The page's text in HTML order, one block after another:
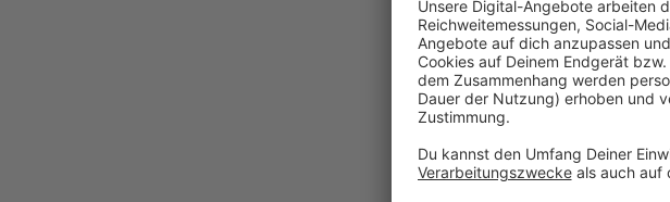
Anzeige
Norbert